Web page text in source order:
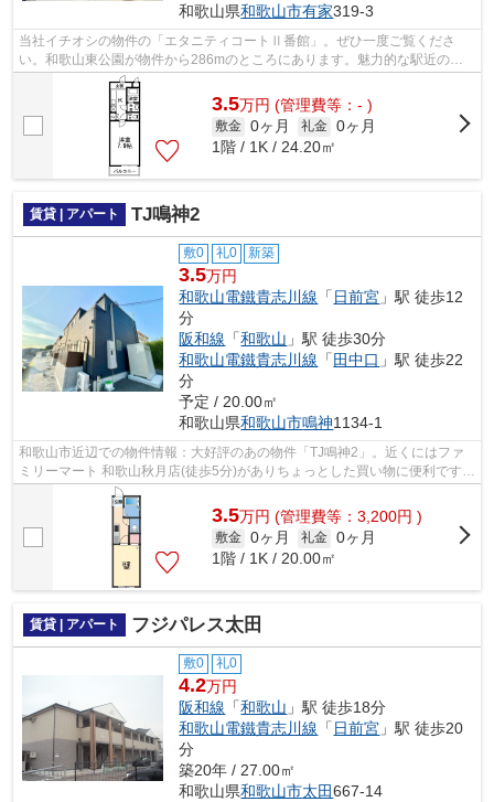
和歌山県和歌山市有家319-3
当社イチオシの物件の「エタニティコートⅡ番館」。ぜひ一度ご覧くださ
い。和歌山東公園が物件から286mのところにあります。魅力的な駅近の物
件で、駅まで徒歩9分です。こちらの物件は...
3.5万円 (管理費等：- )
敷金 0ヶ月 礼金 0ヶ月
1階 / 1K / 24.20㎡
賃貸 | アパート TJ鳴神2
敷0 礼0 新築
3.5万円
和歌山電鐵貴志川線 「日前宮 」駅 徒歩12
分
阪和線 「和歌山 」駅 徒歩30分
和歌山電鐵貴志川線 「田中口 」駅 徒歩22
分
予定 / 20.00㎡
和歌山県和歌山市鳴神1134-1
和歌山市近辺での物件情報：大好評のあの物件「TJ鳴神2」。近くにはファ
ミリーマート 和歌山秋月店(徒歩5分)がありちょっとした買い物に便利です。
こちらの物件はアパートです。駅まで...
3.5万円 (管理費等：3,200円 )
敷金 0ヶ月 礼金 0ヶ月
1階 / 1K / 20.00㎡
賃貸 | アパート フジパレス太田
敷0 礼0
4.2万円
阪和線 「和歌山 」駅 徒歩18分
和歌山電鐵貴志川線 「 日前宮 」駅 徒歩20
分
築20年 / 27.00㎡
和歌山県和歌山市太田667-14